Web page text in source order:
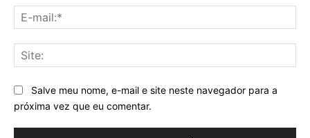
Salve meu nome, e-mail e site neste navegador para a
próxima vez que eu comentar.